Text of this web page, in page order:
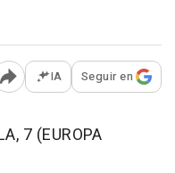
Abrir opciones para
IA Seguir en
7 (EUROPA